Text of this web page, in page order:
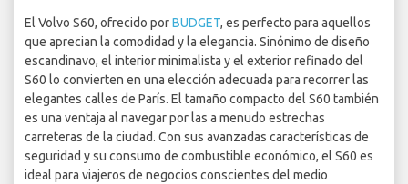
El Volvo S60, ofrecido porBUDGET, es perfecto para aquellos
que aprecian la comodidad y la elegancia. Sinónimo de diseño
escandinavo, el interior minimalista y el exterior refinado del
S60 lo convierten en una elección adecuada para recorrer las
elegantes calles de París. El tamaño compacto del S60 también
es una ventaja al navegar por las a menudo estrechas
carreteras de la ciudad. Con sus avanzadas características de
seguridad y su consumo de combustible económico, el S60 es
ideal para viajeros de negocios conscientes del medio